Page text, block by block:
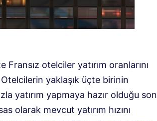
otelciler yatırım oranlarını
yaklaşık üçte birinin
yatırım yapmaya hazır olduğu son
olarak mevcut yatırım hızını